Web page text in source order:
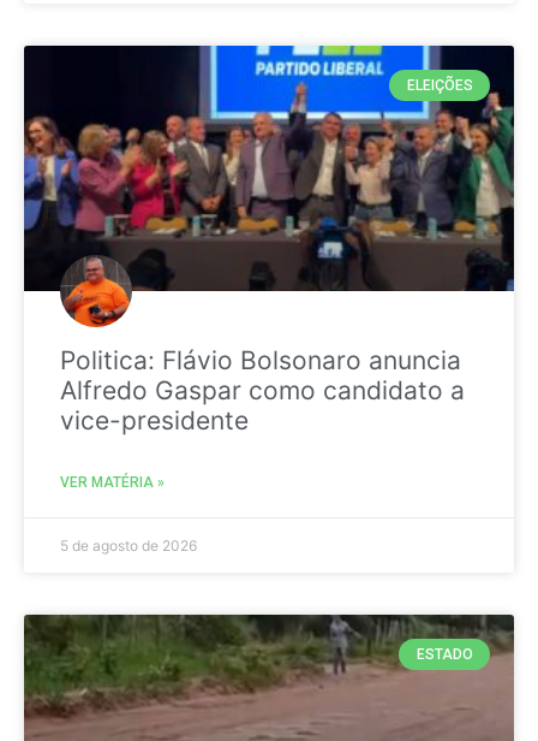
ELEIÇÕES
Politica: Flávio Bolsonaro anuncia
Alfredo Gaspar como candidato a
vice-presidente
VER MATÉRIA »
5 de agosto de 2026
ESTADO